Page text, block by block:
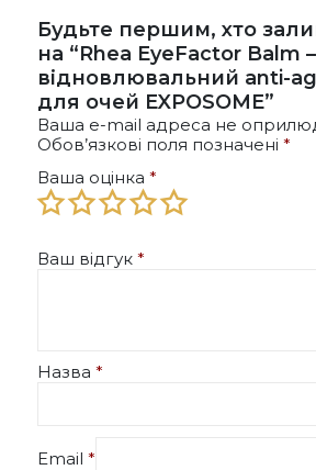
Будьте першим, хто
на “Rhea EyeFactor
відновлювальний anti-
для очей EXPOSOME”
Ваша e-mail адреса не
Обов’язкові поля позначені *
Ваша оцінка *
Ваш відгук *
Назва *
Email *